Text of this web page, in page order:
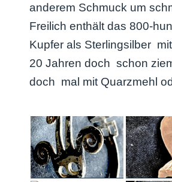
anderem Schmuck um
Freilich enthält das 800-
Kupfer als Sterlingsilber
20 Jahren doch schon
doch mal mit Quarzmehl